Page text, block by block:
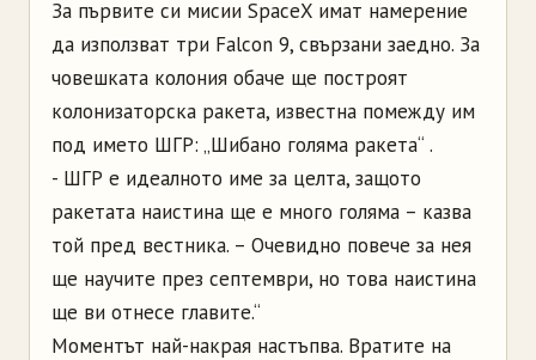
За първите си мисии SpaceX имат намерение
да използват три Falcon 9, свързани заедно. За
човешката колония обаче ще построят
колонизаторска ракета, известна помежду им
под името ШГР: „Шибано голяма ракета“ .
- ШГР е идеалното име за целта, защото
ракетата наистина ще е много голяма – казва
той пред вестника. – Очевидно повече за нея
ще научите през септември, но това наистина
ще ви отнесе главите.“
Моментът най-накрая настъпва. Вратите на